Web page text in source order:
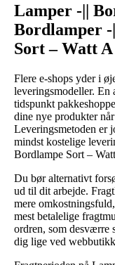
Lamper -||
Bordlamper -
Sort – Watt
Flere e-shops yder i
leveringsmodeller. En
tidspunkt
dine nye produkter
Leveringsmetoden er
mindst kostelige
Bordlampe Sort –
Du bør alternativt
ud til dit arbejde.
mere
mest betalelige
ordren, som desværre
dig lige ved